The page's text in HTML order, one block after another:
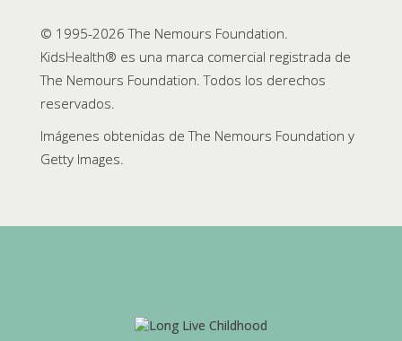
© 1995-2026 The Nemours Foundation.
KidsHealth® es una marca comercial registrada de
The Nemours Foundation. Todos los derechos
reservados.
Imágenes obtenidas de The Nemours Foundation y
Getty Images.